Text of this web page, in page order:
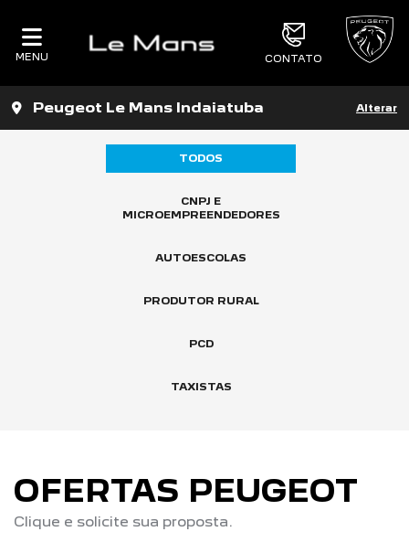
MENU CONTATO
Peugeot Le Mans Indaiatuba Alterar
TODOS
CNPJ E
MICROEMPREENDEDORES
AUTOESCOLAS
PRODUTOR RURAL
PCD
TAXISTAS
OFERTAS PEUGEOT
Clique e solicite sua proposta.